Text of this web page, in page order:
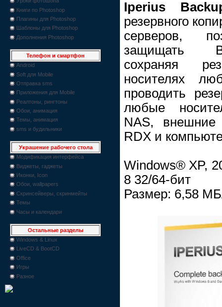
Книги по Photoshop
Плагины для Photoshop
Шаблоны для Photoshop
Дополнения Photoshop
Телефон и смартфон
Android
Soft для Mobile
Отправка sms
Приложения для Mobile
Реалтоны, рингтоны
Обои, анимация
Темы, анимация
sms и будильники
Украшение рабочего стола
Модификация интерфейса
Виджеты, гаджеты
Иконки, Icon
Обои, wallpapers
Скринсейверы, скринмейты
Темы
Часы и календари
Остальные разделы
Windows & Linux
LiveCD & BootCD
Office
Игры
Разное
Iperius
резервного
серверов,
защищать
сохраняя
носителях
проводить
любые
NAS, внешние
RDX и
Windows® XP,
8 32/64-бит
Размер: 6,58